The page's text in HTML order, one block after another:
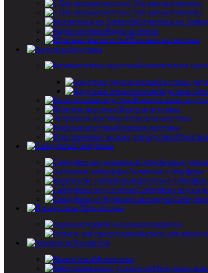
1 Din автомагнитолы
2 Din автомагнитолы
Магнитолы на
Радио антенны
Штатные магнитолы
Акустика
Компонентная
Акустика
Акустика
Коаксиальная
Штатная акустика
Эстрадная акустика
Морская акустика
Сабвуферы
Сабвуферные
Активные сабвуферы
Корпусные
Сабвуферы под
Процессоры
Аудиоинтерфейсы
Пульты для
Усилители
Моноблоки